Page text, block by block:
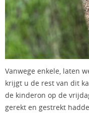
Vanwege enkele, laten
krijgt u de rest van dit
de kinderon op de
gerekt en gestrekt